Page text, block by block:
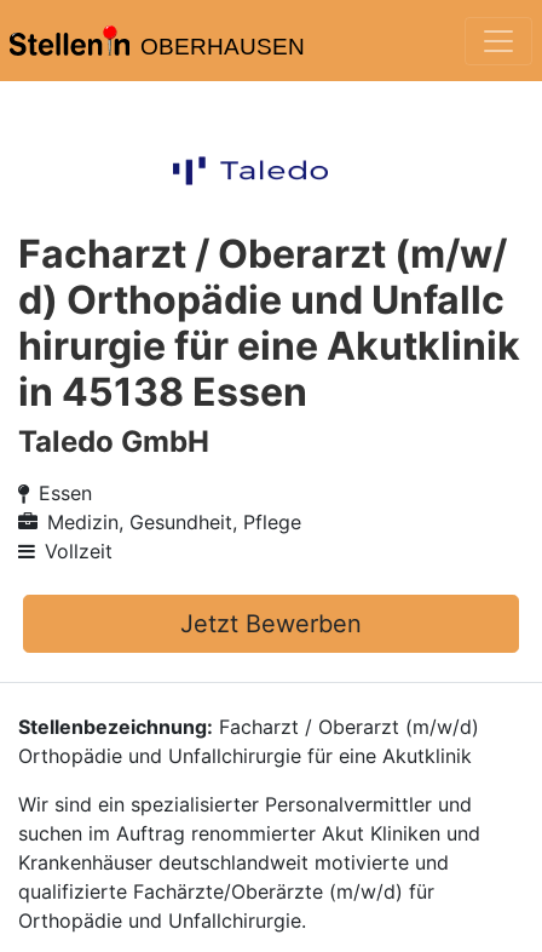
OBERHAUSEN
Facharzt / Oberarzt (m/w/
d) Orthopädie und Unfallc
hirurgie für eine Akutklinik
in 45138 Essen
Taledo GmbH
Essen
Medizin, Gesundheit, Pflege
Vollzeit
Jetzt Bewerben
Stellenbezeichnung: Facharzt / Oberarzt (m/w/d)
Orthopädie und Unfallchirurgie für eine Akutklinik
Wir sind ein spezialisierter Personalvermittler und
suchen im Auftrag renommierter Akut Kliniken und
Krankenhäuser deutschlandweit motivierte und
qualifizierte Fachärzte/Oberärzte (m/w/d) für
Orthopädie und Unfallchirurgie.